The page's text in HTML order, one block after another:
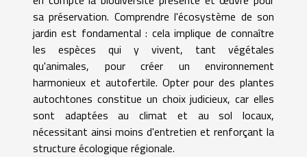
sa préservation. Comprendre l'écosystème de son
jardin est fondamental : cela implique de connaître
les espèces qui y vivent, tant végétales
qu'animales, pour créer un environnement
harmonieux et autofertile. Opter pour des plantes
autochtones constitue un choix judicieux, car elles
sont adaptées au climat et au sol locaux,
nécessitant ainsi moins d'entretien et renforçant la
structure écologique régionale.